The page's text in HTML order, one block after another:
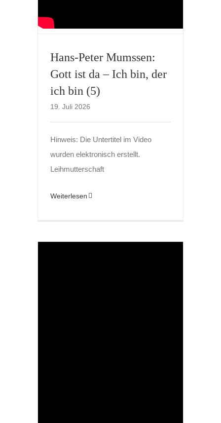
Hans-Peter Mumssen:
Gott ist da – Ich bin, der
ich bin (5)
19. Juli 2026
Hinweis: Die Untertitel im Video
wurden elektronisch erstellt.
Leihmutterschaft
Weiterlesen